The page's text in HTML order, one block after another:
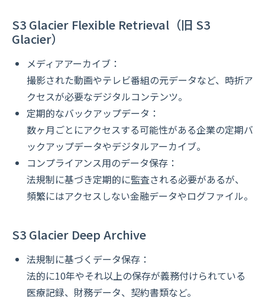
S3 Glacier Flexible Retrieval（旧 S3
Glacier）
メディアアーカイブ：
撮影された動画やテレビ番組の元データなど、時折ア
クセスが必要なデジタルコンテンツ。
定期的なバックアップデータ：
数ヶ月ごとにアクセスする可能性がある企業の定期バ
ックアップデータやデジタルアーカイブ。
コンプライアンス用のデータ保存：
法規制に基づき定期的に監査される必要があるが、
頻繁にはアクセスしない金融データやログファイル。
S3 Glacier Deep Archive
法規制に基づくデータ保存：
法的に10年やそれ以上の保存が義務付けられている
医療記録、財務データ、契約書類など。